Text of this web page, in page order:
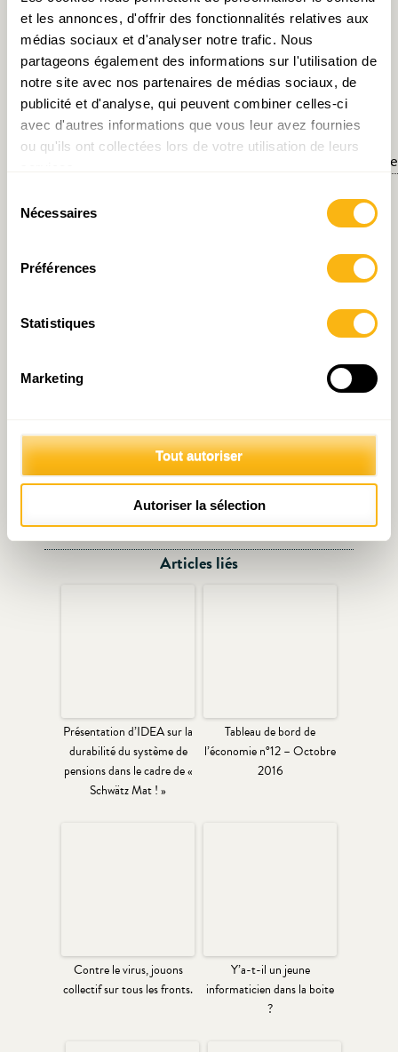
et les annonces, d'offrir des fonctionnalités relatives aux
médias sociaux et d'analyser notre trafic. Nous
partageons également des informations sur l'utilisation de
notre site avec nos partenaires de médias sociaux, de
publicité et d'analyse, qui peuvent combiner celles-ci
avec d'autres informations que vous leur avez fournies
ou qu'ils ont collectées lors de votre utilisation de leurs
Nécessaires
Préférences
Statistiques
Marketing
Tout autoriser
Autoriser la sélection
Quid du futur?
[1]Voir :
http://ec.europa.eu/eurostat/cache/digpub/
donnees-logement-abordable.htm
[3]Propriétaires et locataires.
Voir : STATEC (2013), Le coût du logement
pour les ménages.
Articles liés
Présentation d’IDEA sur la
durabilité du système de
pensions dans le cadre de «
Schwätz Mat ! »
Tableau de bord de
l’économie n°12 – Octobre
2016
Contre le virus, jouons
collectif sur tous les fronts.
Y’a-t-il un jeune
informaticien dans la boite
?